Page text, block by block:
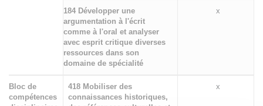
184 Développer une
argumentation à l'écrit
comme à l'oral et analyser
avec esprit critique diverses
ressources dans son
domaine de spécialité
x
Bloc de
compétences
418 Mobiliser des
connaissances historiques,
x